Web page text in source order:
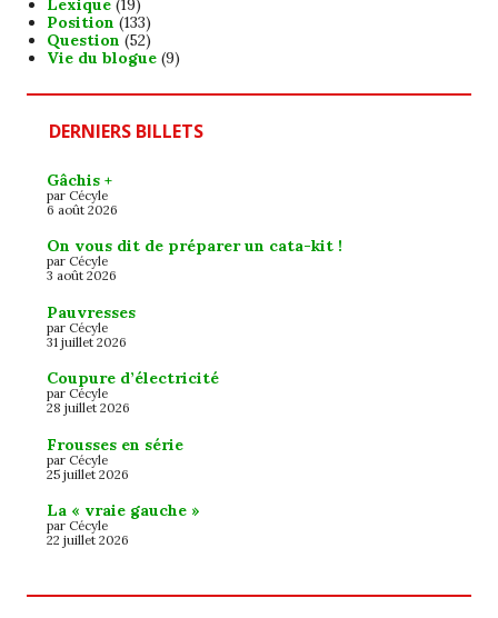
Lexique(19)
Position (133)
Question (52)
Vie du blogue(9)
DERNIERS BILLETS
Gâchis +
par Cécyle
6 août 2026
On vous dit de préparer un cata-kit !
par Cécyle
3 août 2026
Pauvresses
par Cécyle
31 juillet 2026
Coupure d’électricité
par Cécyle
28 juillet 2026
Frousses en série
par Cécyle
25 juillet 2026
La « vraie gauche »
par Cécyle
22 juillet 2026